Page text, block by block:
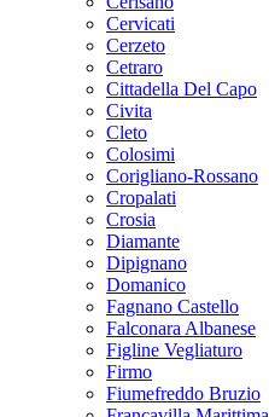
Cervicati
Cerzeto
Cetraro
Cittadella Del Capo
Civita
Cleto
Colosimi
Corigliano-Rossano
Cropalati
Crosia
Diamante
Dipignano
Domanico
Fagnano Castello
Falconara Albanese
Figline Vegliaturo
Firmo
Fiumefreddo Bruzio